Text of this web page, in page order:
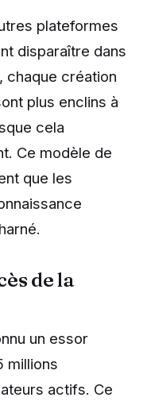
plateformes
disparaître dans
chaque création
plus enclins à
cela
Ce modèle de
que les
de la
un essor
millions
actifs. Ce